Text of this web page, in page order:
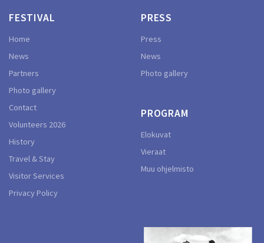
FESTIVAL
Home
News
Partners
Photo gallery
Contact
Volunteers 2026
History
Travel & Stay
Visitor Services
Privacy Policy
PRESS
Press
News
Photo gallery
PROGRAM
Elokuvat
Vieraat
Muu ohjelmisto